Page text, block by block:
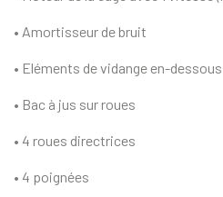
• Amortisseur de bruit
• Eléments de vidange en-
• Bac à jus sur roues
• 4 roues directrices
• 4 poignées